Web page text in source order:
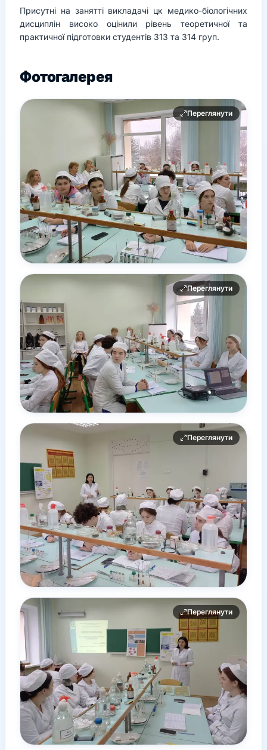
Присутні на занятті викладачі цк медико-біологічних
дисциплін високо оцінили рівень теоретичної та
практичної підготовки студентів 313 та 314 груп.
Фотогалерея
Переглянути
Переглянути
Переглянути
Переглянути